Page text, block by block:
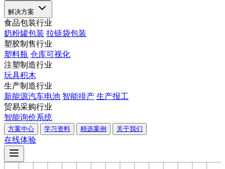
解决方案
食品包装行业
奶粉罐包装 拉链袋包装
塑胶制售行业
塑料瓶 仓库可视化
注塑制造行业
玩具积木
生产制造行业
新能源汽车电池 智能排产 生产报工
贸易采购行业
智能询价系统
方案中心 学习资料 精选案例 关于我们
在线体验